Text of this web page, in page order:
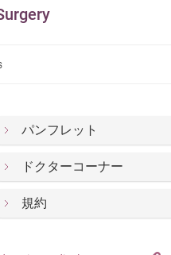
パンフレット
ドクターコーナー
規約